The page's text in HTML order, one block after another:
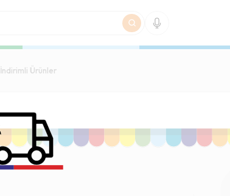
İndirimli Ürünler